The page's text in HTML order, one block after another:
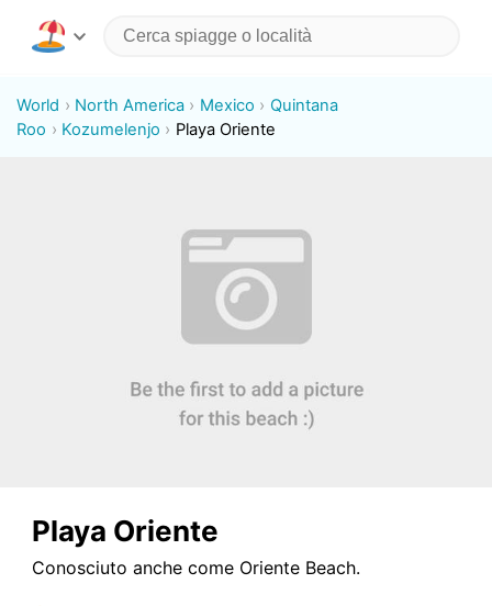
World North America Mexico
Quintana
Roo
Kozumelenjo Playa Oriente
Playa Oriente
Conosciuto anche comeOriente Beach.